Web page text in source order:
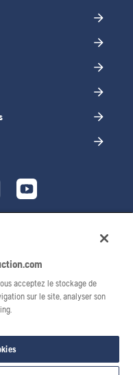
droits réservés.
acceptez le stockage de
sur le site, analyser son